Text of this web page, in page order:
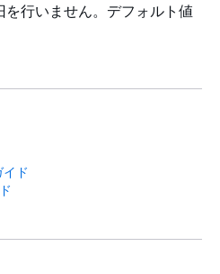
を行いません。デフォルト値
ド